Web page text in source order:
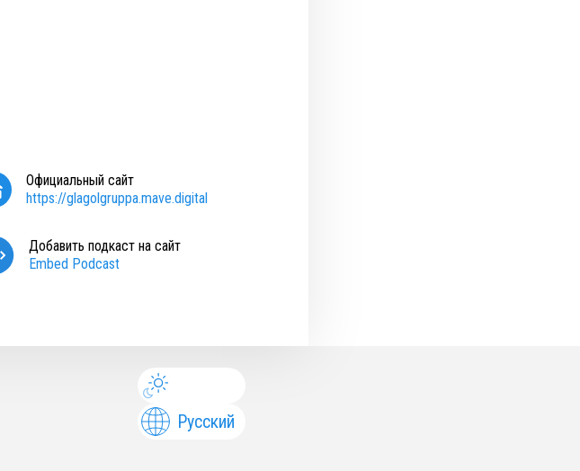
Официальный сайт
https://glagolgruppa.mave.digital
Добавить подкаст на сайт
Embed Podcast
Русский